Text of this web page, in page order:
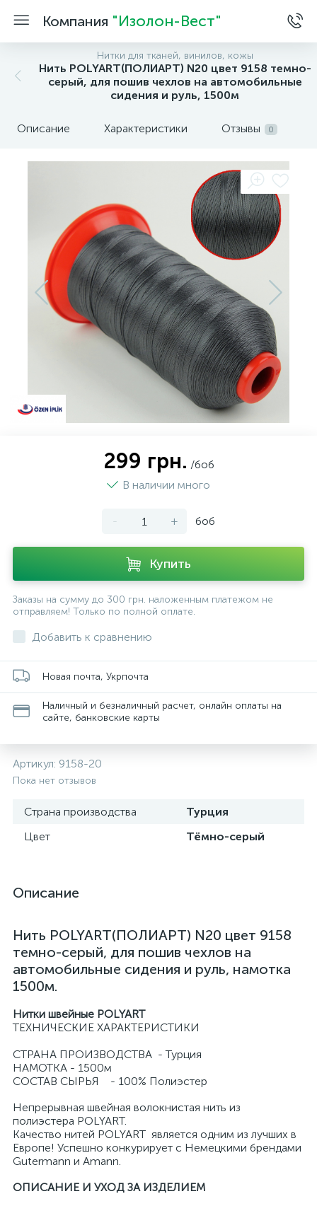
Компания "Изолон-Вест"
Нитки для тканей, винилов, кожы
Нить POLYART(ПОЛИАРТ) N20 цвет 9158 темно-
серый, для пошив чехлов на автомобильные
сидения и руль, 1500м
Описание Характеристики Отзывы 0
299 грн. /боб
В наличии много
- + боб
Купить
Заказы на сумму до 300 грн. наложенным платежом не
отправляем! Только по полной оплате.
Добавить к сравнению
Новая почта, Укрпочта
Наличный и безналичный расчет, онлайн оплаты на
сайте, банковские карты
Артикул: 9158-20
Пока нет отзывов
Страна производства
Турция
Цвет
Тёмно-серый
Описание
Нить POLYART(ПОЛИАРТ) N20 цвет 9158
темно-серый, для пошив чехлов на
автомобильные сидения и руль, намотка
1500м.
Нитки швейные POLYART
ТЕХНИЧЕСКИЕ ХАРАКТЕРИСТИКИ
СТРАНА ПРОИЗВОДСТВА - Турция
НАМОТКА - 1500м
СОСТАВ СЫРЬЯ - 100% Полиэстер
Непрерывная швейная волокнистая нить из
полиэстера POLYART.
Качество нитей POLYART является одним из лучших в
Европе! Успешно конкурирует с Немецкими брендами
Gutermann и Amann.
ОПИСАНИЕ И УХОД ЗА ИЗДЕЛИЕМ